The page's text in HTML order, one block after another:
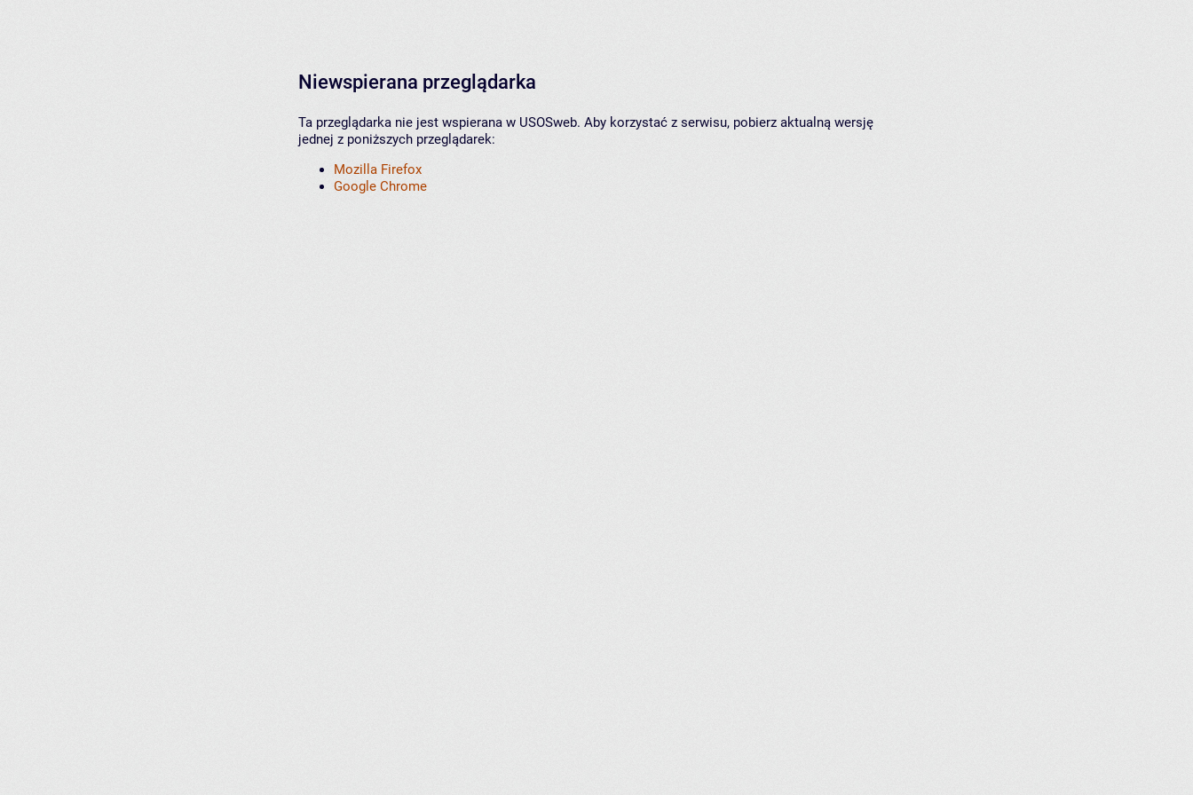
Niewspierana przeglądarka
Ta przeglądarka nie jest wspierana w USOSweb. Aby korzystać z serwisu, pobierz aktualną wersję
jednej z poniższych przeglądarek:
Mozilla Firefox
Google Chrome